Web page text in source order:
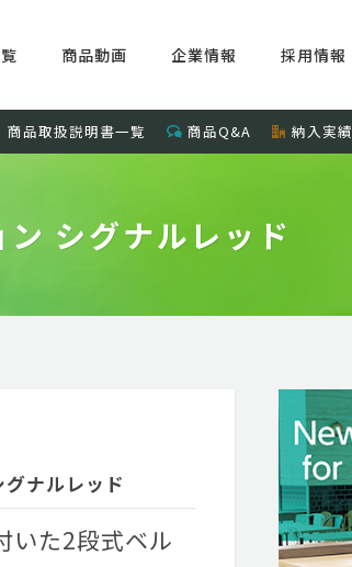
商品動画 企業情報 採用情報
商品取扱説明書一覧 商品Q&A 納入実績
シグナルレッド
ナルレッド
いた2段式ベル